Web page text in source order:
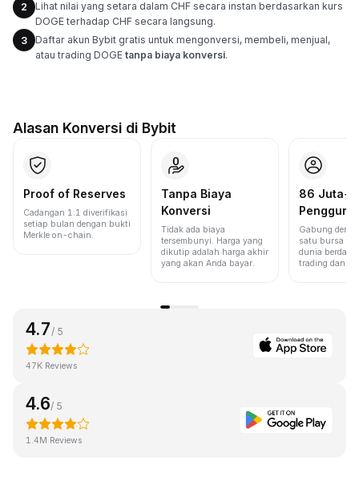
2
Lihat nilai yang setara dalam CHF secara instan berdasarkan kurs
DOGE terhadap CHF secara langsung.
3
Daftar akun Bybit gratis untuk mengonversi, membeli, menjual,
atau trading DOGE tanpa biaya konversi.
Alasan Konversi di Bybit
Proof of Reserves
Cadangan 1:1 diverifikasi
setiap bulan dengan bukti
Merkle on-chain.
Tanpa Biaya
Konversi
Tidak ada biaya
tersembunyi. Harga yang
dikutip adalah harga akhir
yang akan Anda bayar.
86 Juta+
Pengguna
Gabung
satu bursa
dunia
trading dan
4.7 / 5
47K Reviews
4.6/ 5
1.4M Reviews